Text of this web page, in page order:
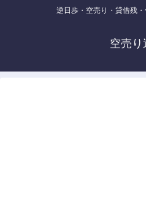
逆日歩・空売り・貸借残
空売り